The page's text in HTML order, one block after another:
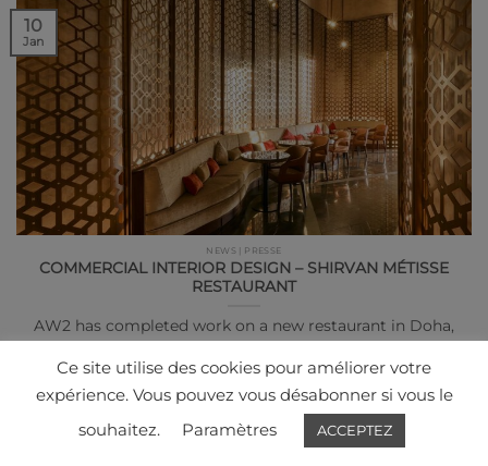
NEWS | PRESSE
COMMERCIAL INTERIOR DESIGN – SHIRVAN MÉTISSE
RESTAURANT
AW2 has completed work on a new restaurant in Doha,
10
Jan
Ce site utilise des cookies pour améliorer votre
expérience. Vous pouvez vous désabonner si vous le
souhaitez.
Paramètres ACCEPTEZ